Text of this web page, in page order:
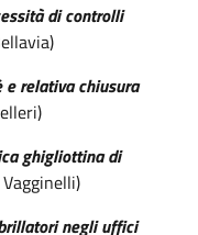
di controlli
relativa chiusura
ghigliottina di
negli uffici